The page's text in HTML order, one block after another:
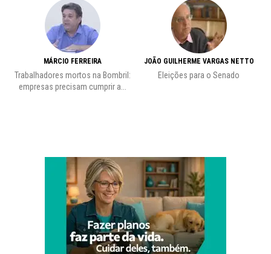
MÁRCIO FERREIRA
Trabalhadores mortos na Bombril:
empresas precisam cumprir a...
JOÃO GUILHERME VARGAS NETTO
Eleições para o Senado